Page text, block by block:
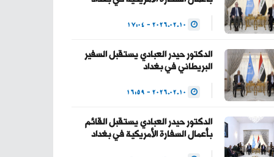
— Haider Al-Abadi
(@HaiderAlAbadi)
January 23, 2026
الدكتور حيدر العبادي يستقبل السفير
البريطاني في بغداد
الدكتور حيدر العبادي يستقبل القائم
بأعمال السفارة الأمريكية في بغداد